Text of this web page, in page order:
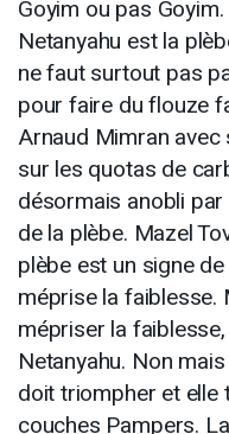
Goyim ou pas
Netanyahu est la
ne faut surtout pas
pour faire du flouze
Arnaud Mimran
sur les quotas de
désormais anobli
de la plèbe. Mazel
plèbe est un signe
méprise la
mépriser la
Netanyahu. Non
doit triompher et elle
couches Pampers.